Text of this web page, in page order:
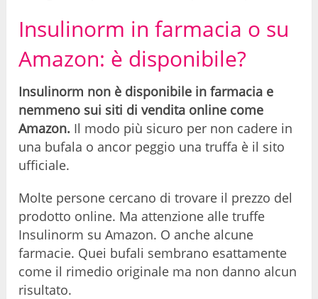
Insulinorm in farmacia o su
Amazon: è disponibile?
Insulinorm non è disponibile in farmacia e
nemmeno sui siti di vendita online come
Amazon. Il modo più sicuro per non cadere in
una bufala o ancor peggio una truffa è il sito
ufficiale.
Molte persone cercano di trovare il prezzo del
prodotto online. Ma attenzione alle truffe
Insulinorm su Amazon. O anche alcune
farmacie. Quei bufali sembrano esattamente
come il rimedio originale ma non danno alcun
risultato.